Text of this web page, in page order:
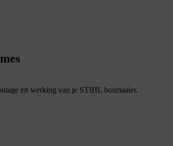
en werking van je STIHL bosmaaier.